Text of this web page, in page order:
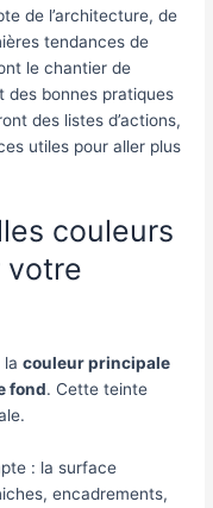
de l’architecture, de
tendances de
le chantier de
des bonnes pratiques
des listes d’actions,
utiles pour aller plus
couleurs
votre
lacouleur principale
fond. Cette teinte
: la surface
encadrements,